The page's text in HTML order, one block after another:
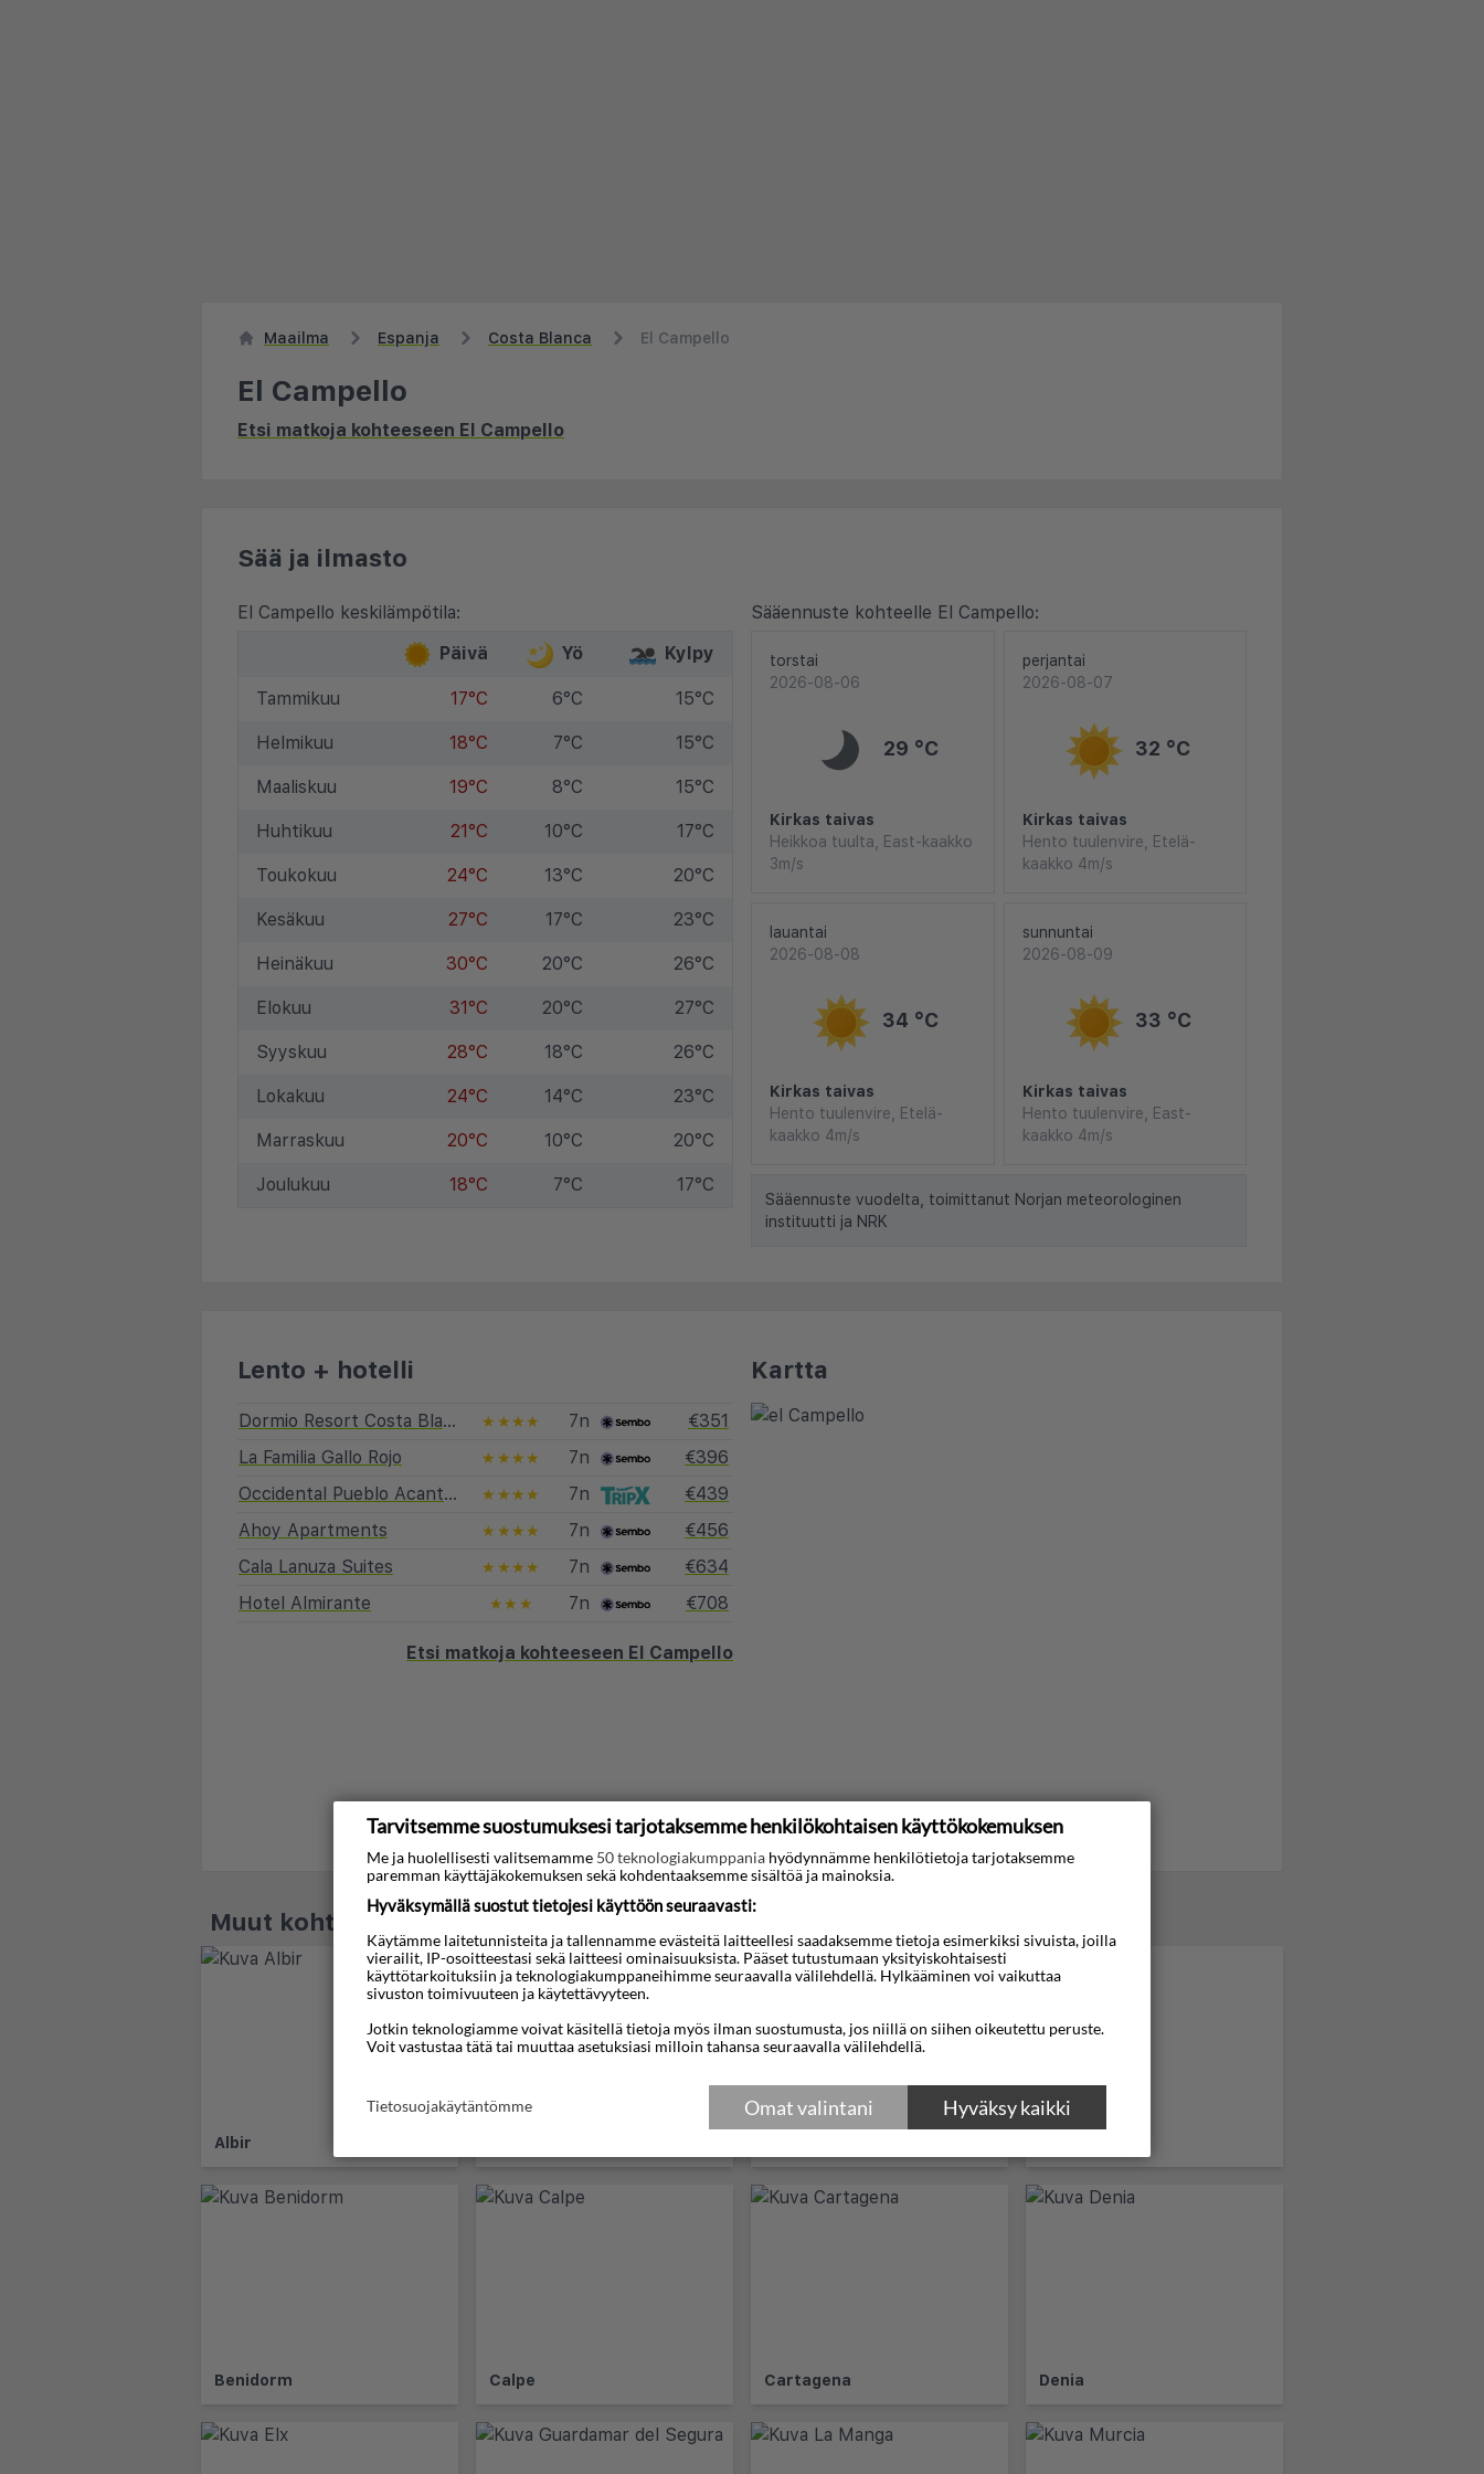
Maailma Espanja Costa Blanca El Campello
El Campello
Etsi matkoja kohteeseen El Campello
Sää ja ilmasto
El Campello keskilämpötila:
Päivä
Yö Kylpy
Tammikuu 17°C 6°C 15°C
Helmikuu 18°C 7°C 15°C
Maaliskuu 19°C 8°C 15°C
Huhtikuu 21°C 10°C 17°C
Toukokuu 24°C 13°C 20°C
Kesäkuu 27°C 17°C 23°C
Heinäkuu 30°C 20°C 26°C
Elokuu 31°C 20°C 27°C
Syyskuu 28°C 18°C 26°C
Lokakuu 24°C 14°C 23°C
Marraskuu 20°C 10°C 20°C
Joulukuu 18°C 7°C 17°C
Sääennuste kohteelle El Campello:
torstai
2026-08-06
29 °C
Kirkas taivas
Heikkoa tuulta, East-kaakko
3m/s
perjantai
2026-08-07
32 °C
Kirkas taivas
Hento tuulenvire, Etelä-
kaakko 4m/s
lauantai
2026-08-08
34 °C
Kirkas taivas
Hento tuulenvire, Etelä-
kaakko 4m/s
sunnuntai
2026-08-09
33 °C
Kirkas taivas
Hento tuulenvire, East-
kaakko 4m/s
Sääennuste vuodelta, toimittanut Norjan meteorologinen
instituutti ja NRK
Lento + hotelli
Dormio Resort Costa Blanca Beach & Spa ★★★★ 7n
€351
La Familia Gallo Rojo
★★★★ 7n
€396
Occidental Pueblo Acantilado
★★★★ 7n
€439
Ahoy Apartments
★★★★ 7n
€456
Cala Lanuza Suites
★★★★ 7n
€634
Hotel Almirante
★★★ 7n €708
Etsi matkoja kohteeseen El Campello
Kartta
Muut kohteet - Costa Blanca
Albir
Benidorm Calpe Cartagena Denia
Tarvitsemme suostumuksesi tarjotaksemme henkilökohtaisen käyttökokemuksen
Me ja huolellisesti valitsemamme 50 teknologiakumppania hyödynnämme henkilötietoja tarjotaksemme
paremman käyttäjäkokemuksen sekä kohdentaaksemme sisältöä ja mainoksia.
Hyväksymällä suostut tietojesi käyttöön seuraavasti:
Käytämme laitetunnisteita ja tallennamme evästeitä laitteellesi saadaksemme tietoja esimerkiksi sivuista, joilla
vierailit, IP-osoitteestasi sekä laitteesi ominaisuuksista. Pääset tutustumaan yksityiskohtaisesti
käyttötarkoituksiin ja teknologiakumppaneihimme seuraavalla välilehdellä. Hylkääminen voi vaikuttaa
sivuston toimivuuteen ja käytettävyyteen.
Jotkin teknologiamme voivat käsitellä tietoja myös ilman suostumusta, jos niillä on siihen oikeutettu peruste.
Voit vastustaa tätä tai muuttaa asetuksiasi milloin tahansa seuraavalla välilehdellä.
Hyväksy kaikki
Omat valintani
Tietosuojakäytäntömme